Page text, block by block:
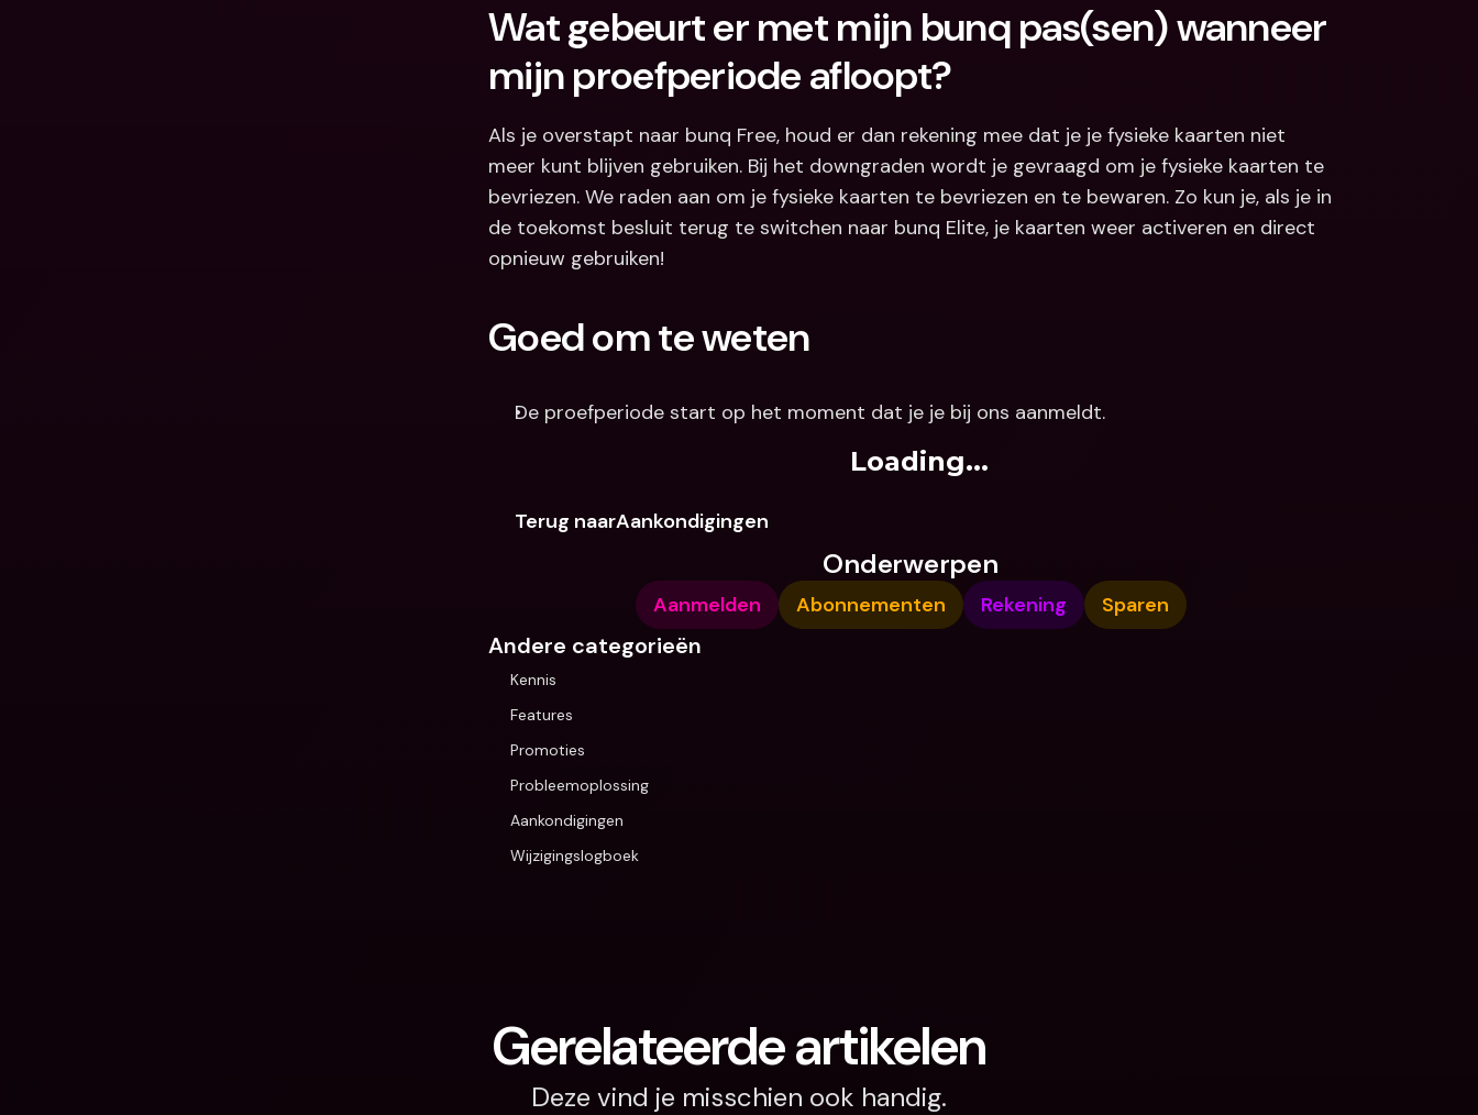
Wat gebeurt er met mijn bunq pas(sen) wanneer
mijn proefperiode afloopt?
Als je overstapt naar bunq Free, houd er dan rekening mee dat je je fysieke kaarten niet
meer kunt blijven gebruiken. Bij het downgraden wordt je gevraagd om je fysieke kaarten te
bevriezen. We raden aan om je fysieke kaarten te bevriezen en te bewaren. Zo kun je, als je in
de toekomst besluit terug te switchen naar bunq Elite, je kaarten weer activeren en direct
opnieuw gebruiken!
Goed om te weten
De proefperiode start op het moment dat je je bij ons aanmeldt.
Loading...
Terug naarAankondigingen
Onderwerpen
Aanmelden Abonnementen Rekening Sparen
Andere categorieën
Kennis
Features
Promoties
Probleemoplossing
Aankondigingen
Wijzigingslogboek
Gerelateerde artikelen
Deze vind je misschien ook handig.